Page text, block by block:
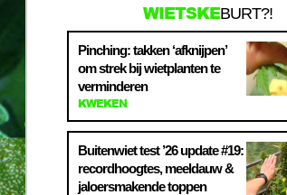
WIETSKEBURT?!
Pinching: takken ‘afknijpen’
om strek bij wietplanten te
verminderen
KWEKEN
Buitenwiet test ’26 update #19:
recordhoogtes, meeldauw &
jaloersmakende toppen